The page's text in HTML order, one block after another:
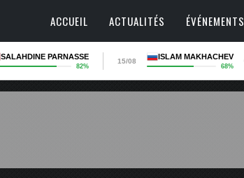
ACCUEIL ACTUALITÉS ÉVÉNEMENTS
SALAHDINE PARNASSE
82%
15/08
ISLAM MAKHACHEV
68%